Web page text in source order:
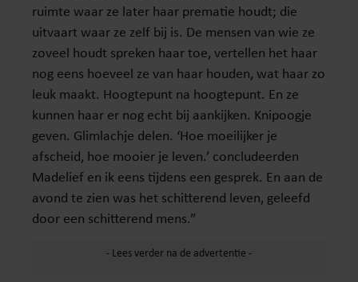
ruimte waar ze later haar prematie houdt; die
uitvaart waar ze zelf bij is. De mensen van wie ze
zoveel houdt spreken haar toe, vertellen het haar
nog eens hoeveel ze van haar houden, wat haar zo
leuk maakt. Hoogtepunt na hoogtepunt. En ze
kunnen haar er nog echt bij aankijken. Knipoogje
geven. Glimlachje delen. ‘Hoe moeilijker je
afscheid, hoe mooier je leven.’ concludeerden
Madelief en ik eens tijdens een gesprek. En aan de
avond te zien was het schitterend leven, geleefd
door een schitterend mens.”